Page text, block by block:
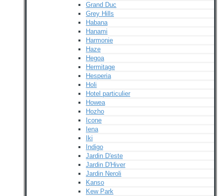
Grand Duc
Grey Hills
Habana
Hanami
Harmonie
Haze
Hegoa
Hermitage
Hesperia
Holi
Hotel particulier
Howea
Hozho
Icone
Iena
Iki
Indigo
Jardin D'este
Jardin D'Hiver
Jardin Neroli
Kanso
Kew Park